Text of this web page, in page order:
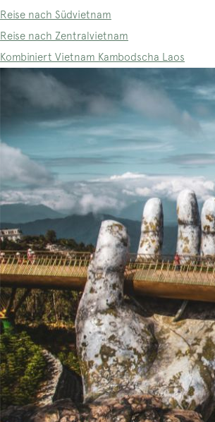
Reise nach Südvietnam
Reise nach Zentralvietnam
Kombiniert Vietnam Kambodscha Laos